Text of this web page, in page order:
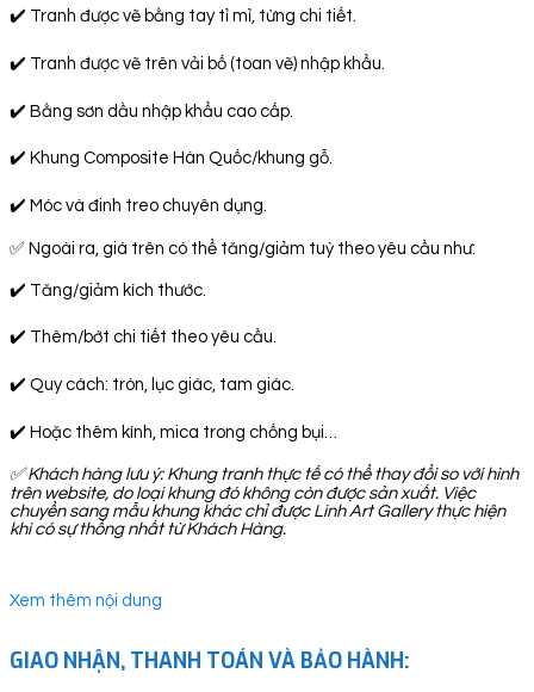
✔️ Tranh được vẽ bằng tay tỉ mỉ, từng chi tiết.
✔️ Tranh được vẽ trên vải bố (toan vẽ) nhập khẩu.
✔️ Bằng sơn dầu nhập khẩu cao cấp.
✔️ Khung Composite Hàn Quốc/khung gỗ.
✔️ Móc và đinh treo chuyên dụng.
✅ Ngoài ra, giá trên có thể tăng/giảm tuỳ theo yêu cầu như:
✔️ Tăng/giảm kích thước.
✔️ Thêm/bớt chi tiết theo yêu cầu.
✔️ Quy cách: tròn, lục giác, tam giác.
✔️ Hoặc thêm kính, mica trong chống bụi…
✅Khách hàng lưu ý: Khung tranh thực tế có thể thay đổi so với hình
trên website, do loại khung đó không còn được sản xuất. Việc
chuyển sang mẫu khung khác chỉ được Linh Art Gallery thực hiện
khi có sự thống nhất từ Khách Hàng.
Xem thêm nội dung
GIAO NHẬN, THANH TOÁN VÀ BẢO HÀNH: